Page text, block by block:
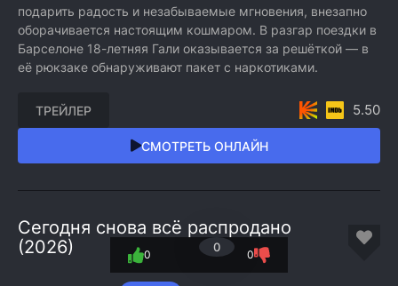
подарить радость и незабываемые мгновения, внезапно
оборачивается настоящим кошмаром. В разгар поездки в
Барселоне 18-летняя Гали оказывается за решёткой — в
её рюкзаке обнаруживают пакет с наркотиками.
СМОТРЕТЬ ОНЛАЙН
ТРЕЙЛЕР 5.50
Сегодня снова всё распродано
(2026)
0
0 0